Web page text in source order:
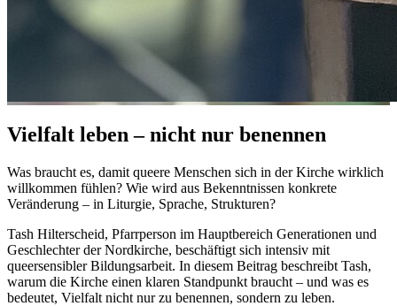
Vielfalt leben – nicht nur benennen
Was braucht es, damit queere Menschen sich in der Kirche wirklich
willkommen fühlen? Wie wird aus Bekenntnissen konkrete
Veränderung – in Liturgie, Sprache, Strukturen?
Tash Hilterscheid, Pfarrperson im Hauptbereich Generationen und
Geschlechter der Nordkirche, beschäftigt sich intensiv mit
queersensibler Bildungsarbeit. In diesem Beitrag beschreibt Tash,
warum die Kirche einen klaren Standpunkt braucht – und was es
bedeutet, Vielfalt nicht nur zu benennen, sondern zu leben.